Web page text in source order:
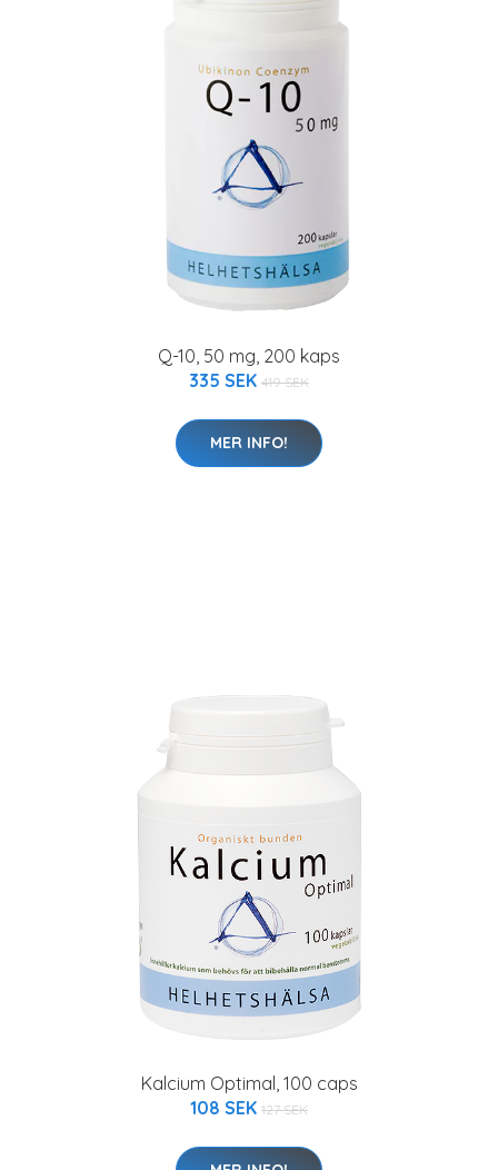
Q-10, 50 mg, 200 kaps
335 SEK 419 SEK
MER INFO!
Kalcium Optimal, 100 caps
108 SEK 127 SEK